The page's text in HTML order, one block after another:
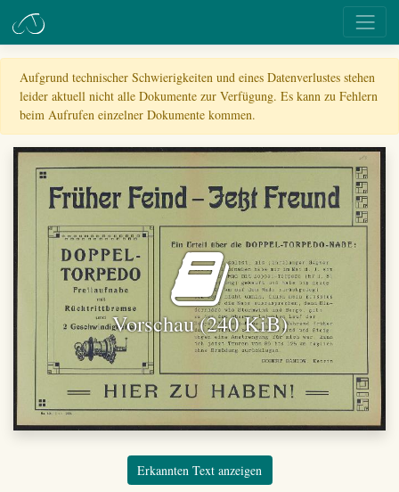
Aufgrund technischer Schwierigkeiten und eines Datenverlustes stehen
leider aktuell nicht alle Dokumente zur Verfügung. Es kann zu Fehlern
beim Aufrufen einzelner Dokumente kommen.
Vorschau (240 KiB)
Erkannten Text anzeigen